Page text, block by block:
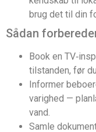
brug det til din
Sådan
Book en
tilstanden, før
Informer
varighed —
vand.
Samle